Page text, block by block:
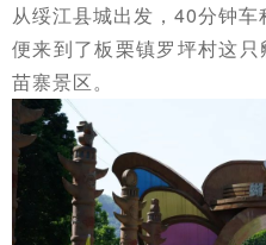
从绥江县城出发，40分钟车
便来到了板栗镇罗坪村这
苗寨景区。